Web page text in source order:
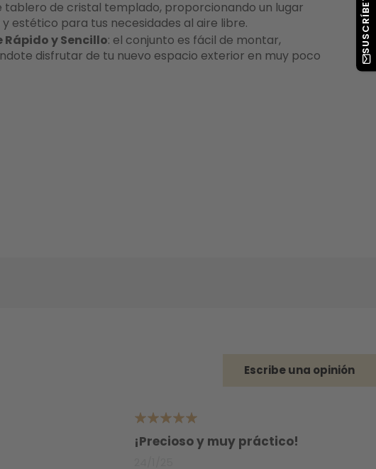
tablero de cristal templado, proporcionando un lugar
estético para tus necesidades al aire libre.
y Sencillo: el conjunto es fácil de montar,
disfrutar de tu nuevo espacio exterior en muy poco
Escribe una opinión
¡Precioso y muy práctico!